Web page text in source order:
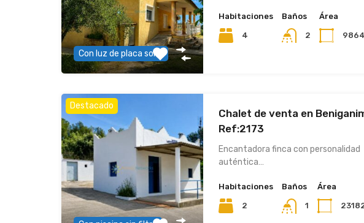
Con luz de placa solar
Habitaciones
4
Baños
2
Área
9864
Destacado
Chalet de venta en
Ref:2173
Encantadora finca con personalidad
auténtica…
Habitaciones
2
Baños
1
Área